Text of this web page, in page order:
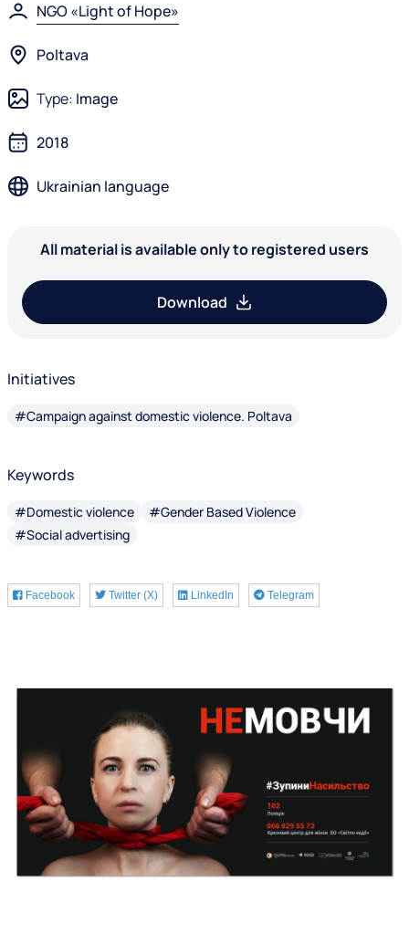
NGO «Light of Hope»
Poltava
Type: Image
2018
Ukrainian language
All material is available only to registered users
Download
Initiatives
#Campaign against domestic violence. Poltava
Keywords
#Domestic violence
#Gender Based Violence
#Social advertising
Facebook Twitter (X) LinkedIn Telegram